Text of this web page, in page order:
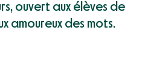
ouvert aux élèves de
amoureux des mots.